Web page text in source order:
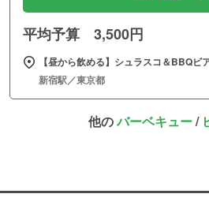
平均予算 3,500円
【昼から飲める】シュラスコ＆BBQビ
新宿駅／東京都
他のバーベキュー/